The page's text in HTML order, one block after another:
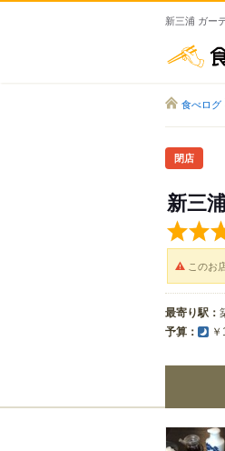
新三浦 ガー
食べログ
閉店
新三
このお
最寄り駅：
予算：